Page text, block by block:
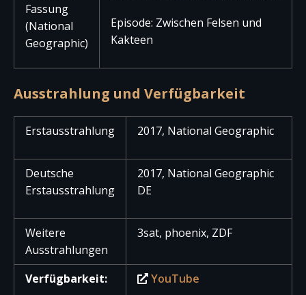
Fassung
(National
Geographic)
Episode: Zwischen Felsen und
Kakteen
Ausstrahlung und Verfügbarkeit
Erstausstrahlung 2017, National Geographic
Deutsche
Erstausstrahlung
2017, National Geographic
DE
Weitere
Ausstrahlungen
3sat, phoenix, ZDF
Verfügbarkeit: YouTube